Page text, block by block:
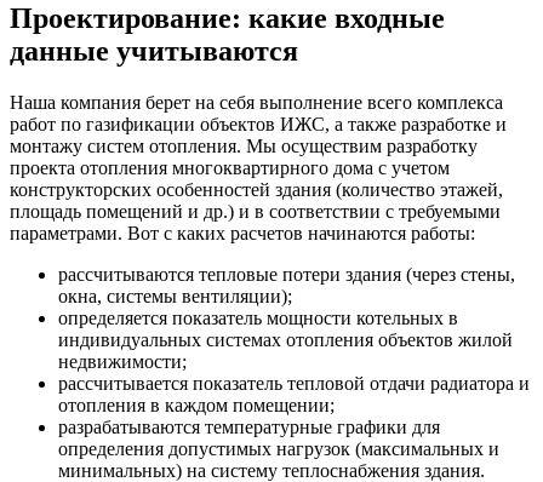
Проектирование: какие входные
данные учитываются
Наша компания берет на себя выполнение всего комплекса
работ по газификации объектов ИЖС, а также разработке и
монтажу систем отопления. Мы осуществим разработку
проекта отопления многоквартирного дома с учетом
конструкторских особенностей здания (количество этажей,
площадь помещений и др.) и в соответствии с требуемыми
параметрами. Вот с каких расчетов начинаются работы:
рассчитываются тепловые потери здания (через стены,
окна, системы вентиляции);
определяется показатель мощности котельных в
индивидуальных системах отопления объектов жилой
недвижимости;
рассчитывается показатель тепловой отдачи радиатора и
отопления в каждом помещении;
разрабатываются температурные графики для
определения допустимых нагрузок (максимальных и
минимальных) на систему теплоснабжения здания.